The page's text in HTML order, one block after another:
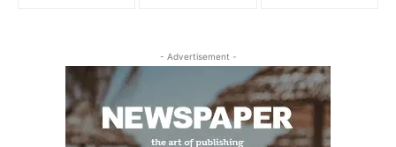
- Advertisement -